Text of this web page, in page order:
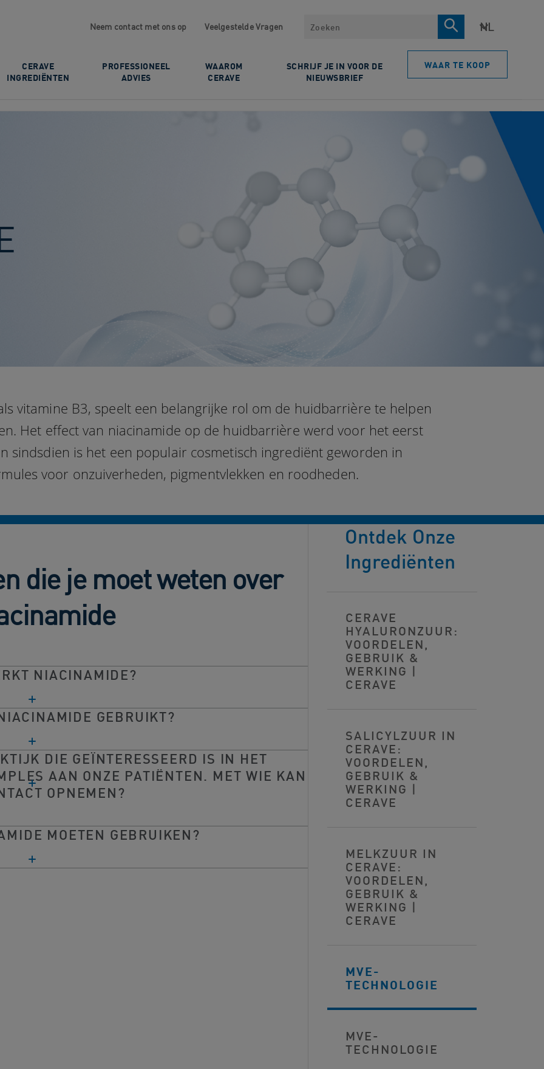
Neem contact met ons op Veelgestelde Vragen Zoeken
CERAVE
INGREDIËNTEN
PROFESSIONEEL
ADVIES
WAAROM
CERAVE
SCHRIJF JE IN VOOR DE
NIEUWSBRIEF
WAAR TE KOOP
vitamine B3, speelt een belangrijke rol om de huidbarrière te helpen
Het effect van niacinamide op de huidbarrière werd voor het eerst
sindsdien is het een populair cosmetisch ingrediënt geworden in
voor onzuiverheden, pigmentvlekken en roodheden.
die je moet weten over
NIACINAMIDE?
GEBRUIKT?
DIE GEÏNTERESSEERD IS IN HET
AAN ONZE PATIËNTEN. MET WIE KAN
OPNEMEN?
MOETEN GEBRUIKEN?
Ontdek Onze
Ingrediënten
CERAVE
HYALURONZUUR:
VOORDELEN,
GEBRUIK &
WERKING |
CERAVE
SALICYLZUUR IN
CERAVE:
VOORDELEN,
GEBRUIK &
WERKING |
CERAVE
MELKZUUR IN
CERAVE:
VOORDELEN,
GEBRUIK &
WERKING |
CERAVE
MVE-
TECHNOLOGIE
MVE-
TECHNOLOGIE